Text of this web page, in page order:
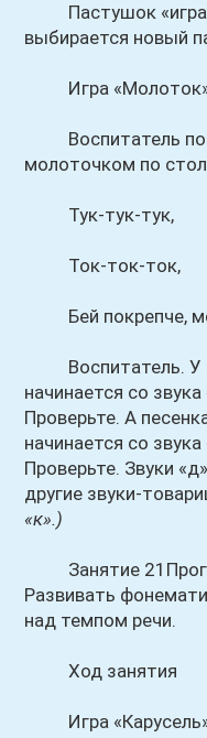
Пастушок
выбирается новый
Игра
Воспитатель
молоточком по
Тук-тук-тук,
Ток-ток-ток,
Бей покрепче,
Воспитатель. У
начинается со
Проверьте. А
начинается со
Проверьте. Звуки
другие звуки-
«к».)
Занятие
Развивать
над темпом речи.
Ход занятия
Игра